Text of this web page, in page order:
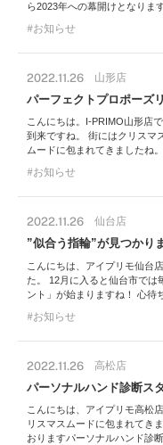
ら2023年への幕開けとなりま
お知らせ
2022.11.26 山形店
パーフェクトプロポーズ
こんにちは。I-PRIMO山形店
到来ですね。 街にはクリスマ
ムードに包まれてきましたね
お知らせ
2022.11.26 仙台店
”似合う指輪”が見つかり
こんにちは、アイプリモ仙台
た。 12月に入ると仙台市では
ント」が始まりますね！ 心待
お知らせ
2022.11.26 高松店
パーソナルハンド診断ス
こんにちは、アイプリモ高松
リスマスムードに包まれてき
おりますパーソナルハンド診